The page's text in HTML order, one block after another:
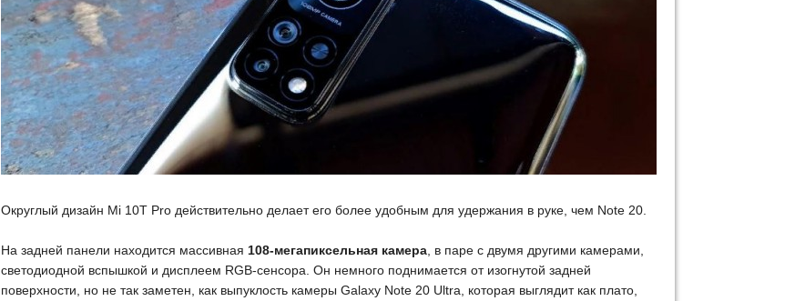
Округлый дизайн Mi 10T Pro действительно делает его более удобным для удержания в руке, чем Note 20.
На задней панели находится массивная 108-мегапиксельная камера , в паре с двумя другими камерами,
светодиодной вспышкой и дисплеем RGB-сенсора. Он немного поднимается от изогнутой задней
поверхности, но не так заметен, как выпуклость камеры Galaxy Note 20 Ultra, которая выглядит как плато,